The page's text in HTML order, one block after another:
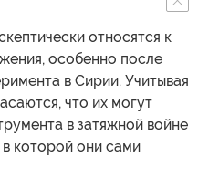
относятся к
особенно после
в Сирии. Учитывая
что их могут
в затяжной войне
которой они сами